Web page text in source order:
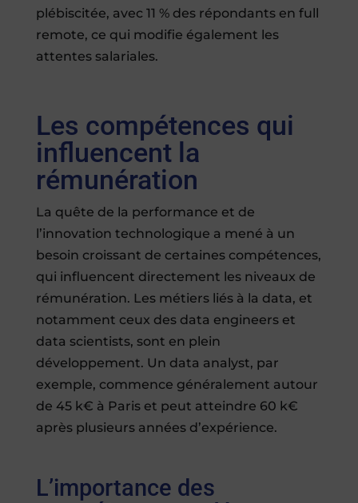
plébiscitée, avec 11 % des répondants en full
remote, ce qui modifie également les
attentes salariales.
Les compétences qui
influencent la
rémunération
La quête de la performance et de
l’innovation technologique a mené à un
besoin croissant de certaines compétences,
qui influencent directement les niveaux de
rémunération. Les métiers liés à la data, et
notamment ceux des data engineers et
data scientists, sont en plein
développement. Un data analyst, par
exemple, commence généralement autour
de 45 k€ à Paris et peut atteindre 60 k€
après plusieurs années d’expérience.
L’importance des